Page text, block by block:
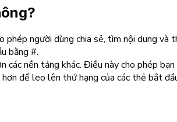
người dùng chia sẻ, tìm nội dung và
bằng #.
nền tảng khác. Điều này cho phép
để leo lên thứ hạng của các thẻ bắt